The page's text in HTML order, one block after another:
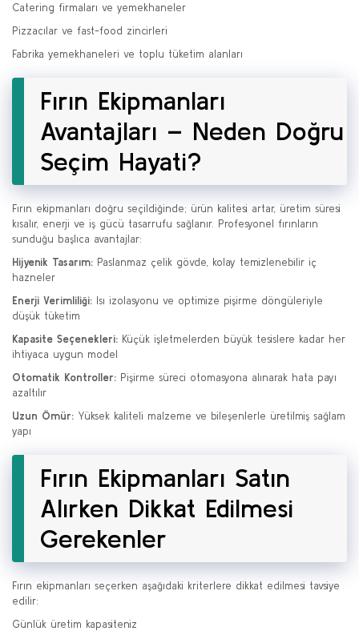
Catering firmaları ve yemekhaneler
Pizzacılar ve fast-food zincirleri
Fabrika yemekhaneleri ve toplu tüketim alanları
Fırın Ekipmanları
Avantajları – Neden Doğru
Seçim Hayati?
Fırın ekipmanları doğru seçildiğinde; ürün kalitesi artar, üretim süresi
kısalır, enerji ve iş gücü tasarrufu sağlanır. Profesyonel fırınların
sunduğu başlıca avantajlar:
Hijyenik Tasarım: Paslanmaz çelik gövde, kolay temizlenebilir iç
hazneler
Enerji Verimliliği: Isı izolasyonu ve optimize pişirme döngüleriyle
düşük tüketim
Kapasite Seçenekleri: Küçük işletmelerden büyük tesislere kadar her
ihtiyaca uygun model
Otomatik Kontroller: Pişirme süreci otomasyona alınarak hata payı
azaltılır
Uzun Ömür: Yüksek kaliteli malzeme ve bileşenlerle üretilmiş sağlam
yapı
Fırın Ekipmanları Satın
Alırken Dikkat Edilmesi
Gerekenler
Fırın ekipmanları seçerken aşağıdaki kriterlere dikkat edilmesi tavsiye
edilir:
Günlük üretim kapasiteniz